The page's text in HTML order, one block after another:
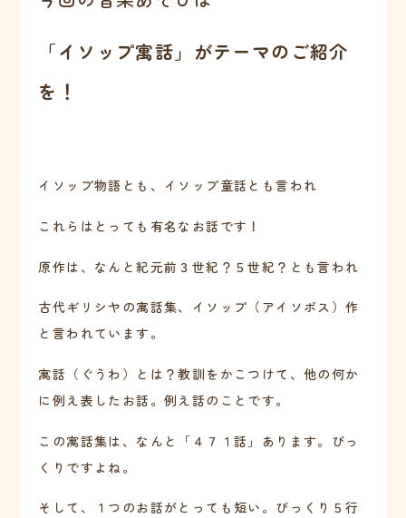
「イソップ寓話」がテーマのご紹介
を！
イソップ物語とも、イソップ童話とも言われ
これらはとっても有名なお話です！
原作は、なんと紀元前３世紀？５世紀？とも言われ
古代ギリシヤの寓話集、イソップ（アイソポス）作
と言われています。
寓話（ぐうわ）とは？教訓をかこつけて、他の何か
に例え表したお話。例え話のことです。
この寓話集は、なんと「４７１話」あります。びっ
くりですよね。
そして、１つのお話がとっても短い。びっくり５行